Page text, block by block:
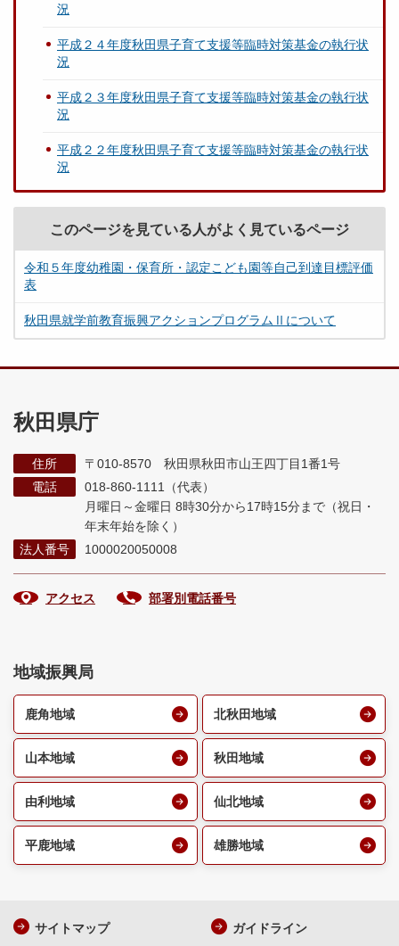
況
平成２４年度秋田県子育て支援等臨時対策基金の執行状
況
平成２３年度秋田県子育て支援等臨時対策基金の執行状
況
平成２２年度秋田県子育て支援等臨時対策基金の執行状
況
このページを見ている人がよく見ているページ
令和５年度幼稚園・保育所・認定こども園等自己到達目標評価
表
秋田県就学前教育振興アクションプログラムⅡについて
秋田県庁
住所
〒010-8570 秋田県秋田市山王四丁目1番1号
電話
018-860-1111（代表）
月曜日～金曜日 8時30分から17時15分まで （祝日・
年末年始を除く）
法人番号
1000020050008
アクセス 部署別電話番号
地域振興局
鹿角地域 北秋田地域
山本地域 秋田地域
由利地域 仙北地域
平鹿地域 雄勝地域
サイトマップ ガイドライン